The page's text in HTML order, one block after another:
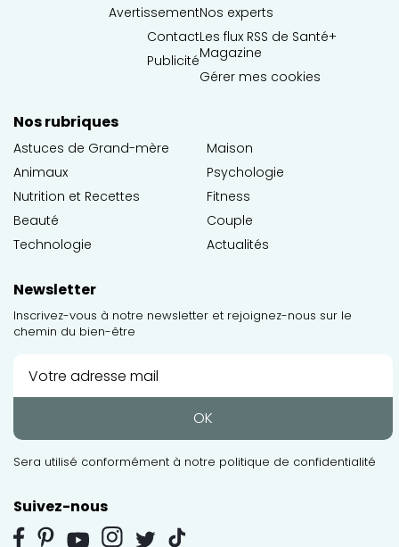
Avertissement
Contact
Publicité
Nos experts
Les flux RSS de Santé+
Magazine
Gérer mes cookies
Nos rubriques
Astuces de Grand-mère
Animaux
Nutrition et Recettes
Beauté
Technologie
Maison
Psychologie
Fitness
Couple
Actualités
Newsletter
Inscrivez-vous à notre newsletter et rejoignez-nous sur le
chemin du bien-être
OK
Sera utilisé conformément à notre politique de confidentialité
Suivez-nous